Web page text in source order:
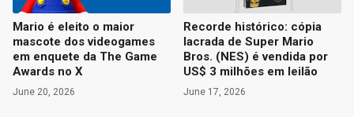
Mario é eleito o maior
mascote dos videogames
em enquete da The Game
Awards no X
June 20, 2026
Recorde histórico: cópia
lacrada de Super Mario
Bros. (NES) é vendida por
US$ 3 milhões em leilão
June 17, 2026